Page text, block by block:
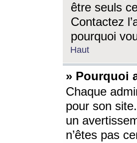
être seuls
Contactez
pourquoi
Haut
» Pourquoi
Chaque
pour son
un
n’êtes pas